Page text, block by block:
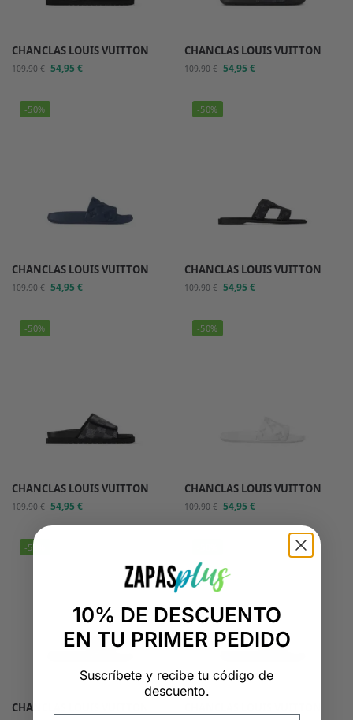
CHANCLAS LOUIS VUITTON
109,90€ 54,95€
CHANCLAS LOUIS VUITTON
109,90€ 54,95€
-50%
CHANCLAS LOUIS VUITTON
109,90€ 54,95€
-50%
CHANCLAS LOUIS VUITTON
109,90€ 54,95€
-50%
CHANCLAS LOUIS VUITTON
109,90€ 54,95€
-50%
CHANCLAS LOUIS VUITTON
109,90€ 54,95€
-50%
CHANCLAS LOUIS VUITTON
10% DE DESCUENTO
EN TU PRIMER PEDIDO
Suscríbete y recibe tu código de
descuento.